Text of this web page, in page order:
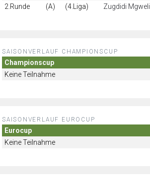
2.Runde
(A) (4.Liga) Zugdidi Mgweli
SAISONVERLAUF CHAMPIONSCUP
Championscup
Keine Teilnahme
SAISONVERLAUF EUROCUP
Eurocup
Keine Teilnahme